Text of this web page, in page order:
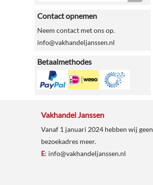
Contact opnemen
Neem contact met ons op.
info@vakhandeljanssen.nl
Betaalmethodes
Vakhandel Janssen
Vanaf 1 januari 2024 hebben wij geen
bezoekadres meer.
E: info@vakhandeljanssen.nl